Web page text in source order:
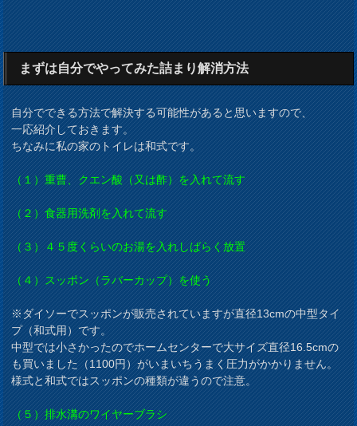
まずは自分でやってみた詰まり解消方法
自分でできる方法で解決する可能性があると思いますので、
一応紹介しておきます。
ちなみに私の家のトイレは和式です。
（１）重曹、クエン酸（又は酢）を入れて流す
（２）食器用洗剤を入れて流す
（３）４５度くらいのお湯を入れしばらく放置
（４）スッポン（ラバーカップ）を使う
※ダイソーでスッポンが販売されていますが直径13cmの中型タイ
プ（和式用）です。
中型では小さかったのでホームセンターで大サイズ直径16.5cmの
も買いました（1100円）がいまいちうまく圧力がかかりません。
様式と和式ではスッポンの種類が違うので注意。
（５）排水溝のワイヤーブラシ